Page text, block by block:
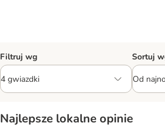
Filtruj wg Sortuj
Najlepsze lokalne opinie